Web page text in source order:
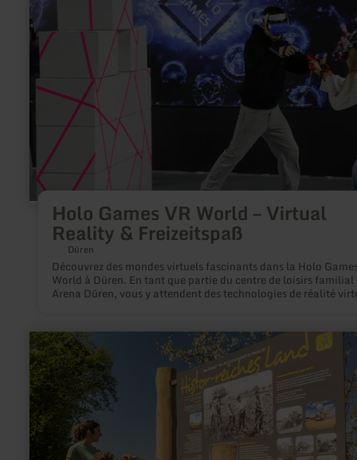
Holo Games VR World – Virtual
Reality & Freizeitspaß
Düren
Découvrez des mondes virtuels fascinants dans la Holo
World à Düren. En tant que partie du centre de loisirs familial
Arena Düren, vous y attendent des technologies de réalité
Holo
Games
VR
World
Virtual
Reality
&amp;
Freizeitspaß
en
savoir
plus
sur
:
Geschichte
der
Landwirtschaft
-
Erlebnisstation